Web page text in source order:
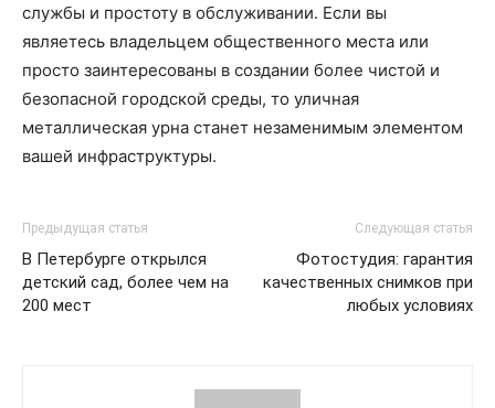
службы и простоту в обслуживании. Если вы
являетесь владельцем общественного места или
просто заинтересованы в создании более чистой и
безопасной городской среды, то уличная
металлическая урна станет незаменимым элементом
вашей инфраструктуры.
Предыдущая статья
В Петербурге открылся
детский сад, более чем на
200 мест
Следующая статья
Фотостудия: гарантия
качественных снимков при
любых условиях